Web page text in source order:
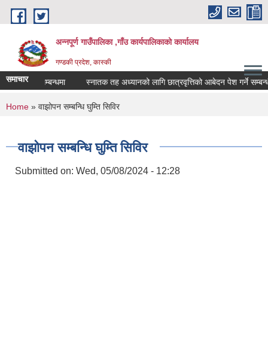
Skip to main content
अन्नपूर्ण गाउँपालिका ,गाँउ कार्यपालिकाको कार्यालय
गण्डकी प्रदेश, कास्की
समाचार
आह्वान सम्बन्धमा स्नातक तह अध्यानको लागि छात्रवृत्तिको आबेदन पेश गर्ने सम्बन्धी
You are here
Home » वाझोपन सम्बन्धि घुम्ति सिविर
वाझोपन सम्बन्धि घुम्ति सिविर
Submitted on: Wed, 05/08/2024 - 12:28